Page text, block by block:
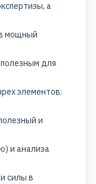
а
мощный
для
элементов:
и
и анализа
силы в